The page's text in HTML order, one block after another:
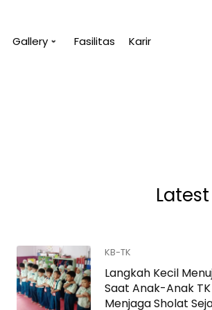
Gallery Fasilitas Karir
KB-TK
Langkah Kecil
Saat Anak-Anak
Menjaga Sholat